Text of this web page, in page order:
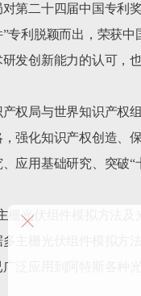
第二十四届中国专利
专利脱颖而出，荣获
发创新能力的认可，
权局与世界知识产权
强化知识产权创造、
应用基础研究、突破“
栅光伏组件模拟方法
主栅光伏组件模拟方
泛应用到阿特斯各种